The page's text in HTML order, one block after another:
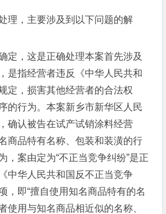
，主要涉及到以下问题的解
，这是正确处理本案首先涉及
是指经营者违反《中华人民共和
定，损害其他经营者的合法权
的行为。本案新乡市新华区人民
确认被告在试产试销涂料经营
商品特有名称、包装和装潢的行
，案由定为“不正当竞争纠纷”是正
中华人民共和国反不正当竞争
，即“擅自使用知名商品特有的名
使用与知名商品相近似的名称、